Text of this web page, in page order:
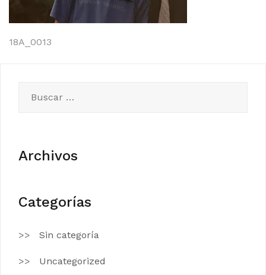
Navegación
entradas
18A_0013
Archivos
Categorías
Sin categoría
Uncategorized